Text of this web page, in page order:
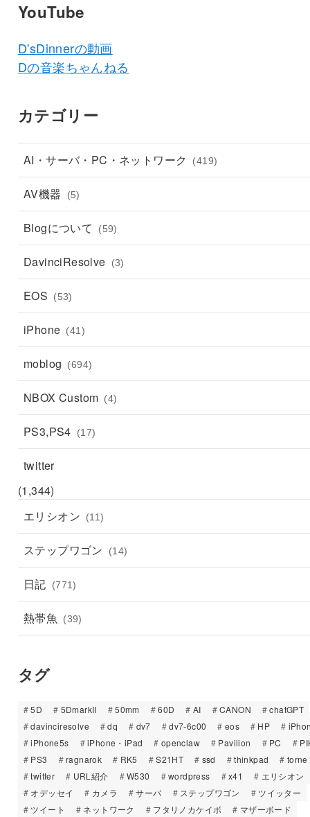
YouTube
D'sDinnerの動画
Dの音楽ちゃんねる
カテゴリー
AI・サーバ・PC・ネットワーク (419)
AV機器 (5)
Blogについて (59)
DavinciResolve (3)
EOS (53)
iPhone (41)
moblog (694)
NBOX Custom (4)
PS3,PS4 (17)
twitter
(1,344)
エリシオン
(11)
ステップワゴン (14)
日記 (771)
熱帯魚 (39)
タグ
5D 5DmarkII 50mm 60D AI CANON
chatGPT
davinciresolve
dq dv7 dv7-6c00 eos HP
iPhone5s
iPhone・iPad openclaw Pavilion PC
PS3
ragnarok RK5 S21HT ssd thinkpad
torne
twitter
URL紹介 W530 wordpress x41
エリシオン
オデッセイ
カメラ サーバ ステップワゴン
ツイッター
ツイート
ネットワーク フタリノカケイボ マザーボード